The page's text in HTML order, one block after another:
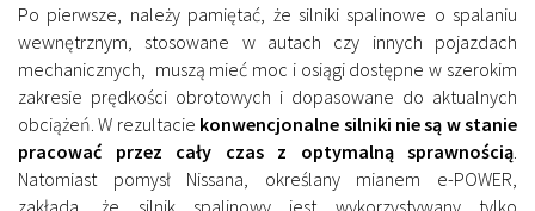
Po pierwsze, należy pamiętać, że silniki spalinowe o spalaniu
wewnętrznym, stosowane w autach czy innych pojazdach
mechanicznych, muszą mieć moc i osiągi dostępne w szerokim
zakresie prędkości obrotowych i dopasowane do aktualnych
obciążeń. W rezultacie konwencjonalne silniki nie są w stanie
pracować przez cały czas z optymalną sprawnością
Natomiast pomysł Nissana, określany mianem e-POWER,
zakłada, że silnik spalinowy jest wykorzystywany tylko